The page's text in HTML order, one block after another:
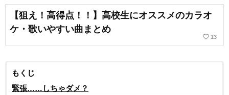
【狙え！高得点！！】高校生にオススメのカラオ
ケ・歌いやすい曲まとめ
favorite_border 13
もくじ
緊張……しちゃダメ？